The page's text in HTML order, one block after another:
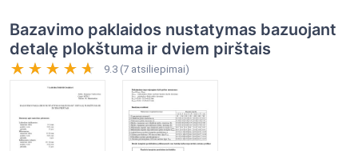
Bazavimo paklaidos nustatymas bazuojant
detalę plokštuma ir dviem pirštais
9.3 (7 atsiliepimai)